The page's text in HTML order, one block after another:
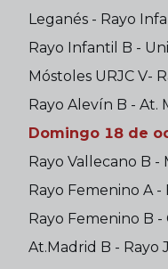
Leganés - Rayo
Rayo Infantil B -
Móstoles URJC V-
Rayo Alevín B - At.
Domingo 18 de
Rayo Vallecano B -
Rayo Femenino A -
Rayo Femenino B -
At.Madrid B - Rayo